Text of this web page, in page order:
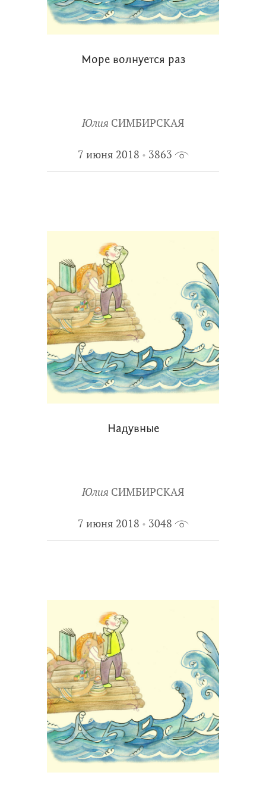
Море волнуется раз
Юлия СИМБИРСКАЯ
7 июня 2018 3863
Надувные
Юлия СИМБИРСКАЯ
7 июня 2018 3048